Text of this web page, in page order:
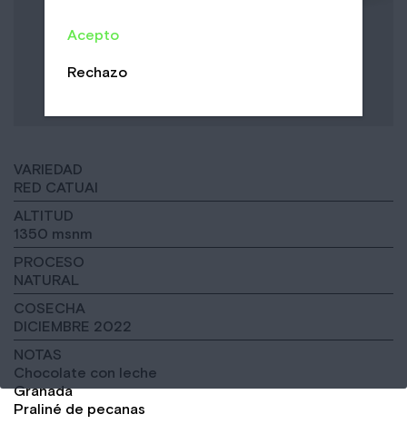
VARIEDAD
RED CATUAI
ALTITUD
1350 msnm
PROCESO
NATURAL
COSECHA
DICIEMBRE 2022
NOTAS
Chocolate con leche
Granada
Praliné de pecanas
Acepto
Rechazo